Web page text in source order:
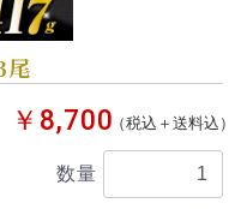
尾
￥8,700（税込＋送料込）
数量